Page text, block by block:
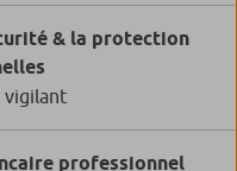
& la protection
vigilant
professionnel